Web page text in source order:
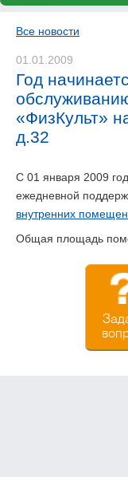
Все новости
01.01.2009
Год
«ФизКульт»
д.32
С 01 января 2009
ежедневной
внутренних
Общая площадь